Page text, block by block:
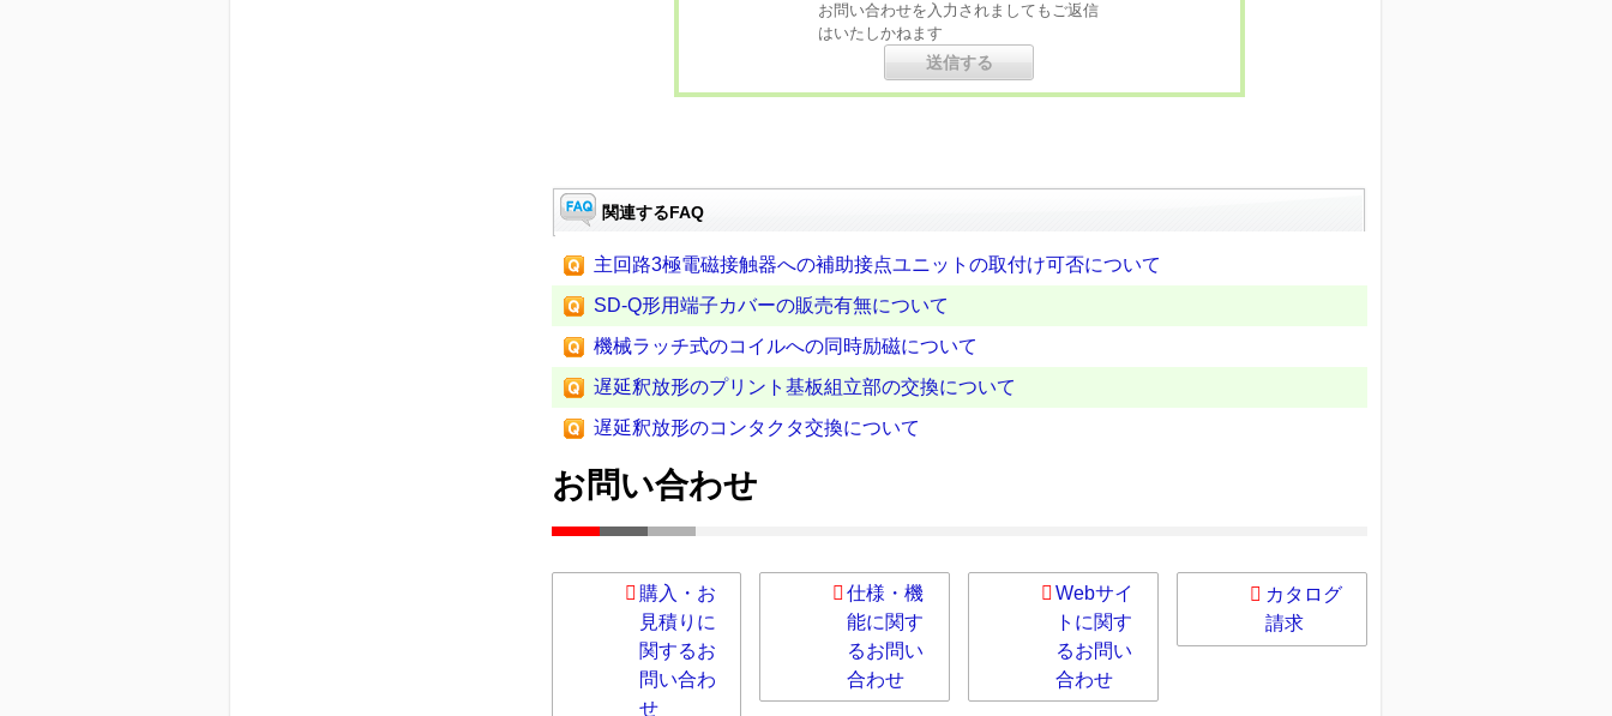
お問い合わせを入力されましてもご返信
はいたしかねます
関連するFAQ
主回路3極電磁接触器への補助接点ユニットの取付け可否について
SD-Q形用端子カバーの販売有無について
機械ラッチ式のコイルへの同時励磁について
遅延釈放形のプリント基板組立部の交換について
遅延釈放形のコンタクタ交換について
お問い合わせ
購入・お
見積りに
関するお
問い合わ
せ
仕様・機
能に関す
るお問い
合わせ
Webサイ
トに関す
るお問い
合わせ
カタログ
請求